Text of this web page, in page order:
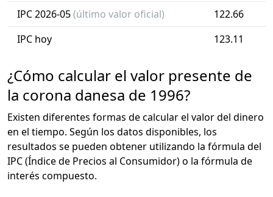
IPC 2026-05(último valor oficial)
122.66
IPC hoy
123.11
¿Cómo calcular el valor presente de
la corona danesa de 1996?
Existen diferentes formas de calcular el valor del dinero
en el tiempo. Según los datos disponibles, los
resultados se pueden obtener utilizando la fórmula del
IPC (Índice de Precios al Consumidor) o la fórmula de
interés compuesto.